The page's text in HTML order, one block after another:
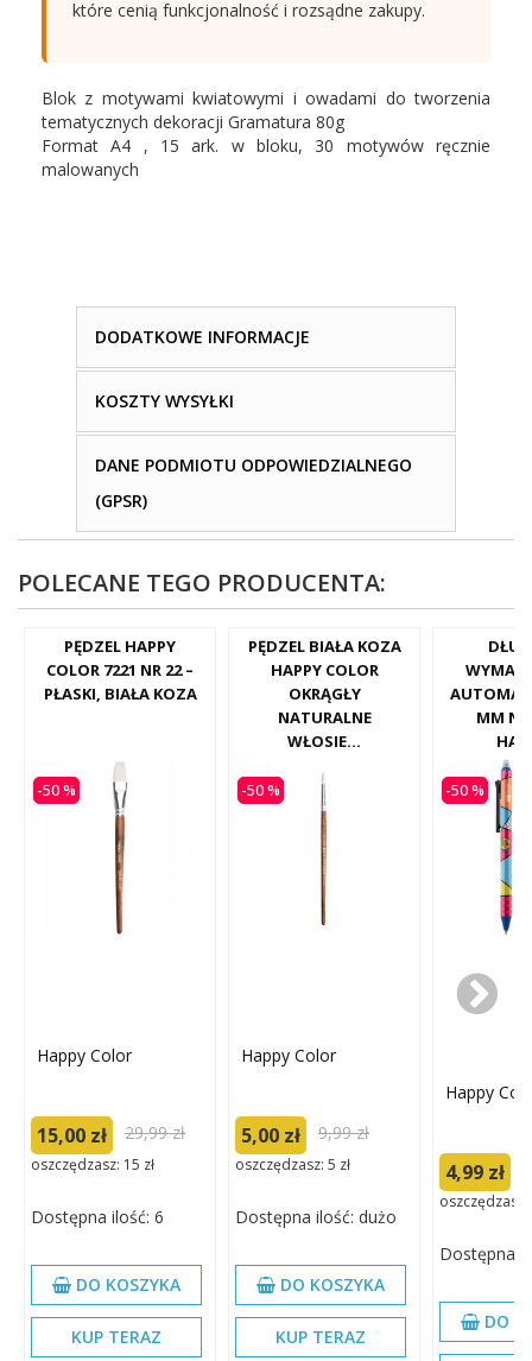
które cenią funkcjonalność i rozsądne zakupy.
Blok z motywami kwiatowymi i owadami do tworzenia
tematycznych dekoracji Gramatura 80g
Format A4 , 15 ark. w bloku, 30 motywów ręcznie
malowanych
DODATKOWE INFORMACJE
KOSZTY WYSYŁKI
DANE PODMIOTU ODPOWIEDZIALNEGO
(GPSR)
POLECANE TEGO PRODUCENTA:
PĘDZEL HAPPY
COLOR 7221 NR 22 –
PŁASKI, BIAŁA KOZA
-50 %
Happy Color
15,00 zł 29,99 zł
oszczędzasz: 15 zł
Dostępna ilość: 6
DO KOSZYKA
KUP TERAZ
PĘDZEL BIAŁA KOZA
HAPPY COLOR
OKRĄGŁY
NATURALNE
WŁOSIE...
-50 %
Happy Color
5,00 zł 9,99 zł
oszczędzasz: 5 zł
Dostępna ilość: dużo
DO KOSZYKA
KUP TERAZ
MM
-50 %
Happy
4,99 zł
oszczędzasz:
Dostępna
DO